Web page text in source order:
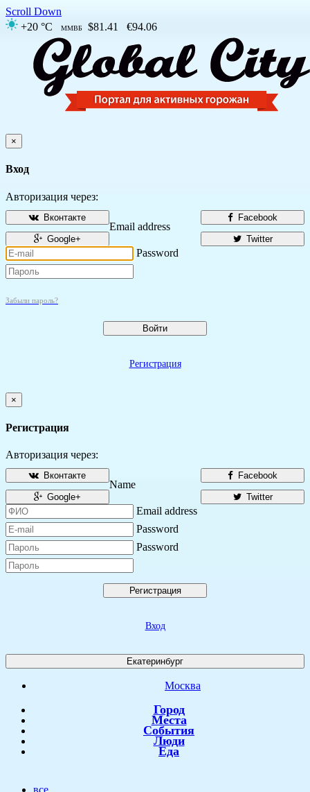
Scroll Down
+20 °C
ММВБ $81.41 €94.06
×
Вход
Авторизация через:
Facebook
Вконтакте
Twitter
Google+
Email address
Password
Забыли пароль?
Войти
Регистрация
×
Регистрация
Авторизация через:
Facebook
Вконтакте
Twitter
Google+
Name
Email address
Password
Password
Регистрация
Вход
Екатеринбург
Москва
Город
Места
События
Люди
Еда